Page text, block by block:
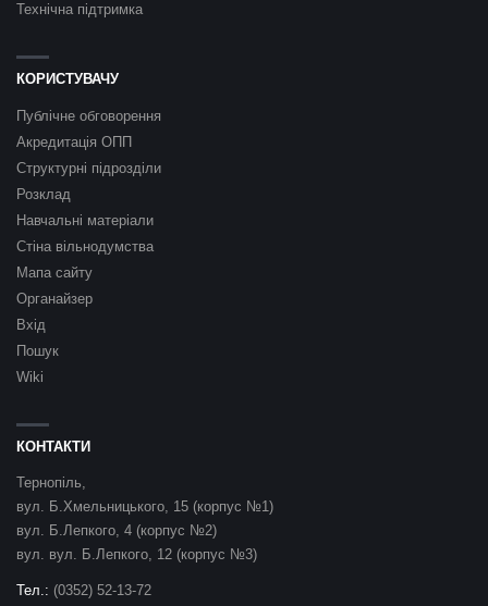
Технічна підтримка
КОРИСТУВАЧУ
Публічне обговорення
Акредитація ОПП
Структурні підрозділи
Розклад
Навчальні матеріали
Стіна вільнодумства
Мапа сайту
Органайзер
Вхід
Пошук
Wiki
КОНТАКТИ
Тернопіль,
вул. Б.Хмельницького, 15 (корпус №1)
вул. Б.Лепкого, 4 (корпус №2)
вул. вул. Б.Лепкого, 12 (корпус №3)
Тел.: (0352) 52-13-72